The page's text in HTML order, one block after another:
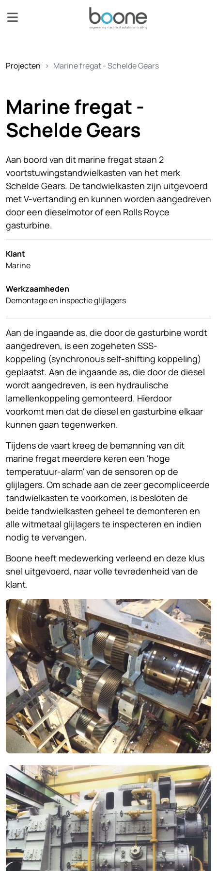
Projecten Marine fregat - Schelde Gears
Marine fregat -
Schelde Gears
Aan boord van dit marine fregat staan 2
voortstuwingstandwielkasten van het merk
Schelde Gears. De tandwielkasten zijn uitgevoerd
met V-vertanding en kunnen worden aangedreven
door een dieselmotor of een Rolls Royce
gasturbine.
Klant
Marine
Werkzaamheden
Demontage en inspectie glijlagers
Aan de ingaande as, die door de gasturbine wordt
aangedreven, is een zogeheten SSS-
koppeling (synchronous self-shifting koppeling)
geplaatst. Aan de ingaande as, die door de diesel
wordt aangedreven, is een hydraulische
lamellenkoppeling gemonteerd. Hierdoor
voorkomt men dat de diesel en gasturbine elkaar
kunnen gaan tegenwerken.
Tijdens de vaart kreeg de bemanning van dit
marine fregat meerdere keren een ‘hoge
temperatuur-alarm’ van de sensoren op de
glijlagers. Om schade aan de zeer gecompliceerde
tandwielkasten te voorkomen, is besloten de
beide tandwielkasten geheel te demonteren en
alle witmetaal glijlagers te inspecteren en indien
nodig te vervangen.
Boone heeft medewerking verleend en deze klus
snel uitgevoerd, naar volle tevredenheid van de
klant.